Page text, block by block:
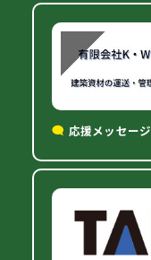
応援メッセージ